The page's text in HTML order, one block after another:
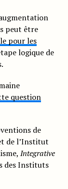
peut être
pour les
logique de
question
de
de l’Institut
Integrative
des Instituts